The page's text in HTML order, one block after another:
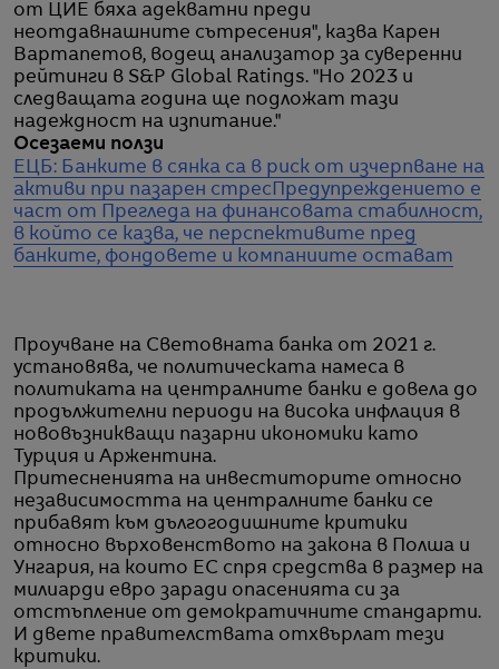
от ЦИЕ бяха адекватни преди
неотдавнашните сътресения", казва Карен
Вартапетов, водещ анализатор за суверенни
рейтинги в S&P Global Ratings. "Но 2023 и
следващата година ще подложат тази
надеждност на изпитание."
Осезаеми ползи
ЕЦБ: Банките в сянка са в риск от изчерпване на
активи при пазарен стрес Предупреждението е
част от Прегледа на финансовата стабилност,
в който се казва, че перспективите пред
банките, фондовете и компаниите остават
Проучване на Световната банка от 2021 г.
установява, че политическата намеса в
политиката на централните банки е довела до
продължителни периоди на висока инфлация в
нововъзникващи пазарни икономики като
Турция и Аржентина.
Притесненията на инвеститорите относно
независимостта на централните банки се
прибавят към дългогодишните критики
относно върховенството на закона в Полша и
Унгария, на които ЕС спря средства в размер на
милиарди евро заради опасенията си за
отстъпление от демократичните стандарти.
И двете правителствата отхвърлат тези
критики.